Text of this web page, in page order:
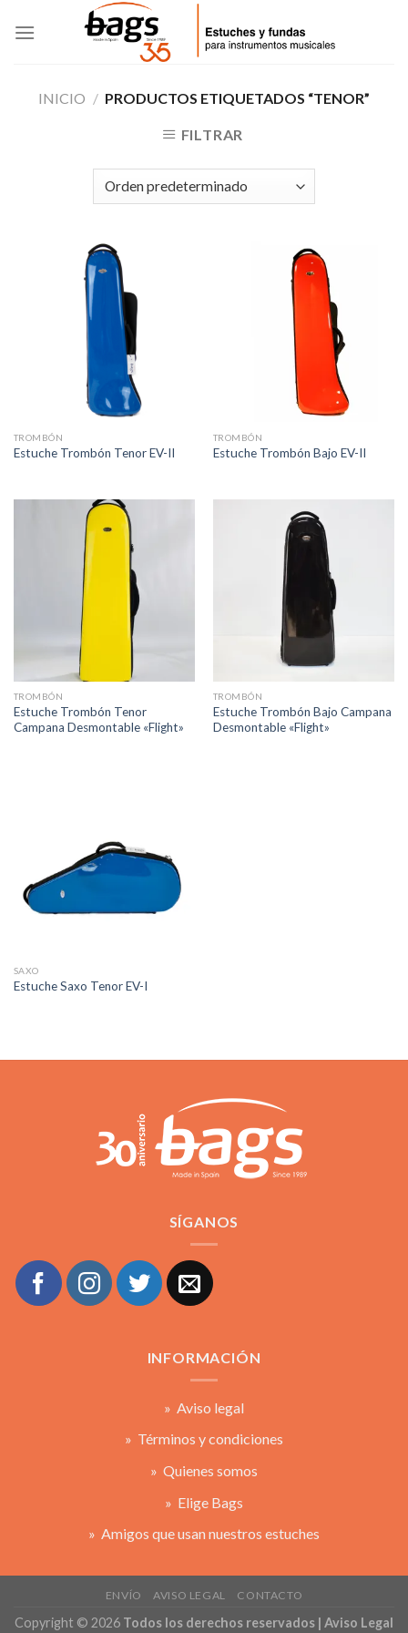
INICIO / PRODUCTOS ETIQUETADOS “TENOR”
FILTRAR
TROMBÓN
Estuche Trombón Tenor EV-II
TROMBÓN
Estuche Trombón Bajo EV-II
TROMBÓN
Estuche Trombón Tenor
Campana Desmontable «Flight»
TROMBÓN
Estuche Trombón Bajo Campana
Desmontable «Flight»
SAXO
Estuche Saxo Tenor EV-I
SÍGANOS
INFORMACIÓN
» Aviso legal
» Términos y condiciones
» Quienes somos
» Elige Bags
» Amigos que usan nuestros estuches
ENVÍO AVISO LEGAL CONTACTO
Copyright © 2026 Todos los derechos reservados | Aviso Legal